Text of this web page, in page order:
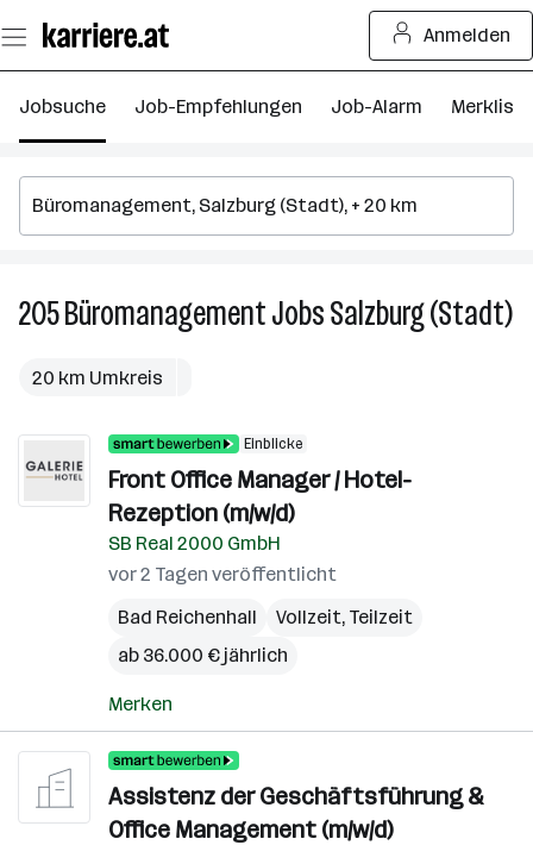
Seiteninhalt
springen
Anmelden
Jobsuche Job-Empfehlungen Job-Alarm Merkliste
205BüromanagementJobsSalzburg (Stadt)
20 km Umkreis
Einblicke
Front Office Manager / Hotel-
Rezeption (m/w/d)
SB Real 2000 GmbH
vor 2 Tagen veröffentlicht
Bad Reichenhall
Vollzeit, Teilzeit
ab 36.000 € jährlich
Merken
Assistenz der Geschäftsführung &
Office Management (m/w/d)